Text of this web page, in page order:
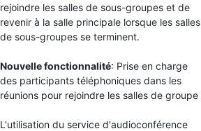
rejoindre les salles de sous-groupes et de
revenir à la salle principale lorsque les salles
de sous-groupes se terminent.
Nouvelle fonctionnalité: Prise en charge
des participants téléphoniques dans les
réunions pour rejoindre les salles de groupe
L'utilisation du service d'audioconférence